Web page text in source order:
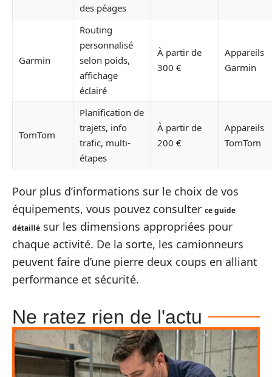
des péages
Garmin
Routing
personnalisé
selon poids,
affichage
éclairé
À partir de
300 €
Appareils
Garmin
TomTom
Planification de
trajets, info
trafic, multi-
étapes
À partir de
200 €
Appareils
TomTom
Pour plus d’informations sur le choix de vos
équipements, vous pouvez consulter ce guide
détaillé sur les dimensions appropriées pour
chaque activité. De la sorte, les camionneurs
peuvent faire d’une pierre deux coups en alliant
performance et sécurité.
Ne ratez rien de l'actu